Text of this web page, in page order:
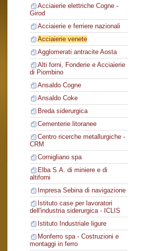
Acciaierie elettriche Cogne -
Girod
Acciaierie e ferriere nazionali
Acciaierie venete
Agglomerati antracite Aosta
Alti forni, Fonderie e Acciaierie
di Piombino
Ansaldo Cogne
Ansaldo Coke
Breda siderurgica
Cementerie litoranee
Centro ricerche metallurgiche -
CRM
Cornigliano spa
Elba S.A. di miniere e di
altiforni
Impresa Sebina di navigazione
Istituto case per lavoratori
dell'industria siderurgica - ICLIS
Istituto Industriale ligure
Monferro spa - Costruzioni e
montaggi in ferro